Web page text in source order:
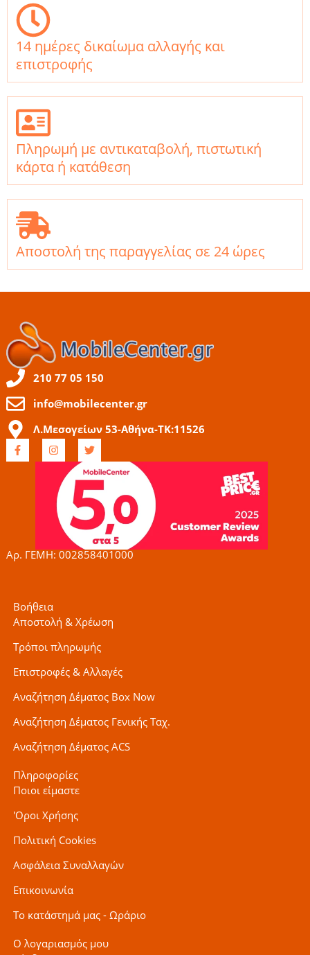
14 ημέρες δικαίωμα αλλαγής και
επιστροφής
Πληρωμή με αντικαταβολή, πιστωτική
κάρτα ή κατάθεση
Αποστολή της παραγγελίας σε 24 ώρες
210 77 05 150
info@mobilecenter.gr
Λ.Μεσογείων 53-Αθήνα-ΤΚ:11526
F
a
c
I
n
s
g
r
a
m
T
w
t
t
e
r
Αρ. ΓΕΜΗ: 002858401000
Βοήθεια
Αποστολή & Χρέωση
Τρόποι πληρωμής
Επιστροφές & Αλλαγές
Αναζήτηση Δέματος Box Now
Αναζήτηση Δέματος Γενικής Ταχ.
Αναζήτηση Δέματος ACS
Πληροφορίες
Ποιοι είμαστε
'Οροι Χρήσης
Πολιτική Cookies
Ασφάλεια Συναλλαγών
Επικοινωνία
Το κατάστημά μας - Ωράριο
Ο λογαριασμός μου